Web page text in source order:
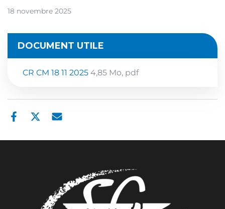
18 novembre 2025
DOCUMENT UTILE
CR CM 18 11 2025 4,85 Mo, pdf